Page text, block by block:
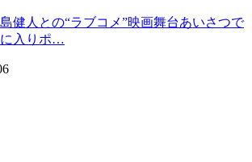
健人との“ラブコメ”映画舞台あいさつで
入りポ…